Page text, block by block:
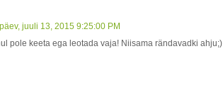
juuli 13, 2015 9:25:00 PM
pole keeta ega leotada vaja! Niisama rändavadki ahju;)